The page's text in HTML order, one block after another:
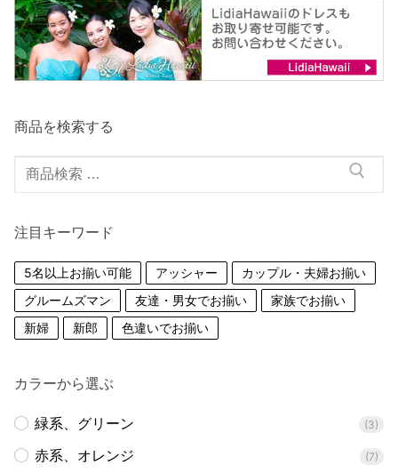
商品を検索する
検
索
象:
注目キーワード
5名以上お揃い可能 アッシャー
カップル・夫婦お揃い
グルームズマン
友達・男女でお揃い
家族でお揃い
新婦
新郎 色違いでお揃い
カラーから選ぶ
緑系、グリーン (3)
赤系、オレンジ (7)